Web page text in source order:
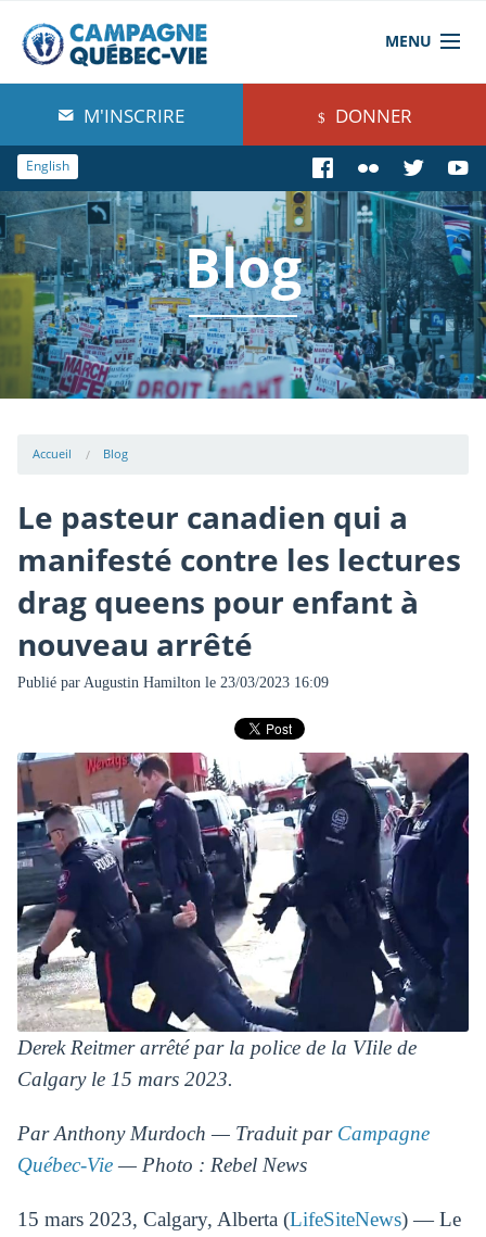
MENU
À propos de nous
Blog
Comprendre
Agir
Boutique
M'INSCRIRE DONNER
English
Blog
Accueil Blog
Le pasteur canadien qui a
manifesté contre les lectures
drag queens pour enfant à
nouveau arrêté
Publié par Augustin Hamilton le 23/03/2023 16:09
Derek Reitmer arrêté par la police de la VIile de
Calgary le 15 mars 2023.
Par Anthony Murdoch — Traduit par Campagne
Québec-Vie— Photo : Rebel News
15 mars 2023, Calgary, Alberta (LifeSiteNews) — Le